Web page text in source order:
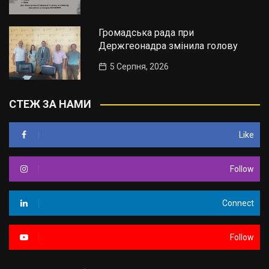
Громадська рада при
Держгеонадра змінила голову
5 Серпня, 2026
СТЕЖ ЗА НАМИ
Like
Follow
Connect
Follow